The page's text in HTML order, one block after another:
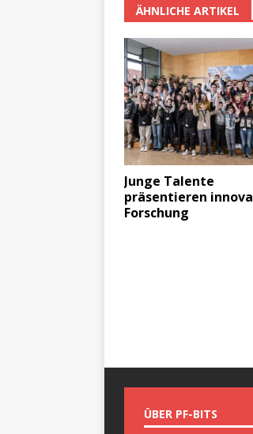
ÄHNLICHE ARTIKEL
Junge Talente
präsentieren
Forschung
ÜBER PF-BITS